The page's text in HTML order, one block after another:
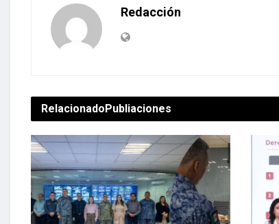
Redacción
RelacionadoPubliaciones